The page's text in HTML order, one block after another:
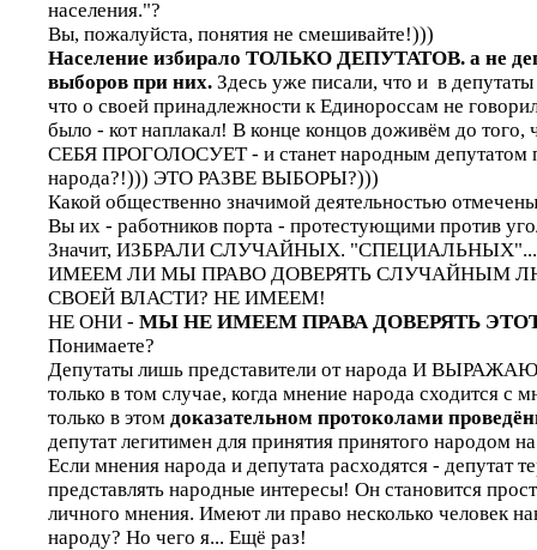
населения."?
Вы, пожалуйста, понятия не смешивайте!)))
Население избирало ТОЛЬКО ДЕПУТАТОВ. а не
выборов при них. Здесь уже писали, что и в
что о своей принадлежности к Единороссам не
было - кот наплакал! В конце концов доживём до
СЕБЯ ПРОГОЛОСУЕТ - и станет народным депутатом
народа?!))) ЭТО РАЗВЕ ВЫБОРЫ?)))
Какой общественно значимой деятельностью
Вы их - работников порта - протестующими против
Значит, ИЗБРАЛИ СЛУЧАЙНЫХ. "СПЕЦИАЛЬНЫХ"...
ИМЕЕМ ЛИ МЫ ПРАВО ДОВЕРЯТЬ СЛУЧАЙНЫМ
СВОЕЙ ВЛАСТИ? НЕ ИМЕЕМ!
НЕ ОНИ - МЫ НЕ ИМЕЕМ ПРАВА ДОВЕРЯТЬ
Понимаете?
Депутаты лишь представители от народа И
только в том случае, когда мнение народа сходится с
только в этом доказательном протоколами
депутат легитимен для принятия принятого народом
Если мнения народа и депутата расходятся - депутат
представлять народные интересы! Он становится
личного мнения. Имеют ли право несколько человек
народу? Но чего я... Ещё раз!